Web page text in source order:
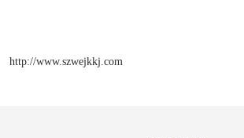
http://www.szwejkkj.com